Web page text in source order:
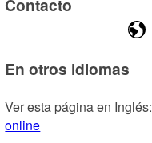
Contacto
En otros idiomas
Ver esta página en Inglés:
online